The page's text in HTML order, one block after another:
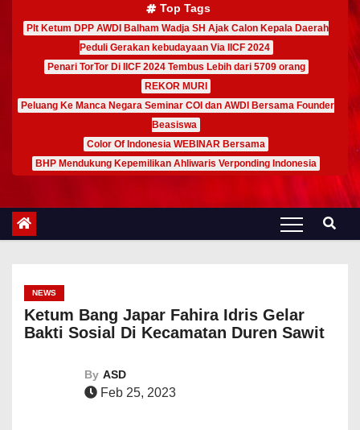
Top Tags
Plt Ketum DPP AWDI Balham Wadja SH Ajak Calon Kepala Daerah
Peduli Gerakan kebudayaan Via IICF 2024
Penari TorTor Di IICF 2024 Tembus Lebih dari 5709 orang
REKOR MURI
Peluang Ke Manca Negara Seminar COI dan AWDI Bersama Founder
Beasiswa
Color Of Indonesia WEBINAR Bersama
BHP Mendukung Kepemilikan Ahliwaris Verponding Indonesia
NEWS
Ketum Bang Japar Fahira Idris Gelar
Bakti Sosial Di Kecamatan Duren Sawit
By ASD
Feb 25, 2023